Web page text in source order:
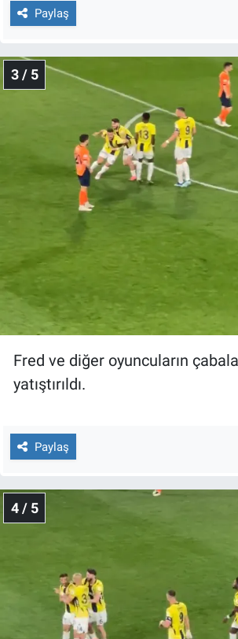
Paylaş
3 / 5
Fred ve diğer oyuncuların
yatıştırıldı.
Paylaş
4 / 5